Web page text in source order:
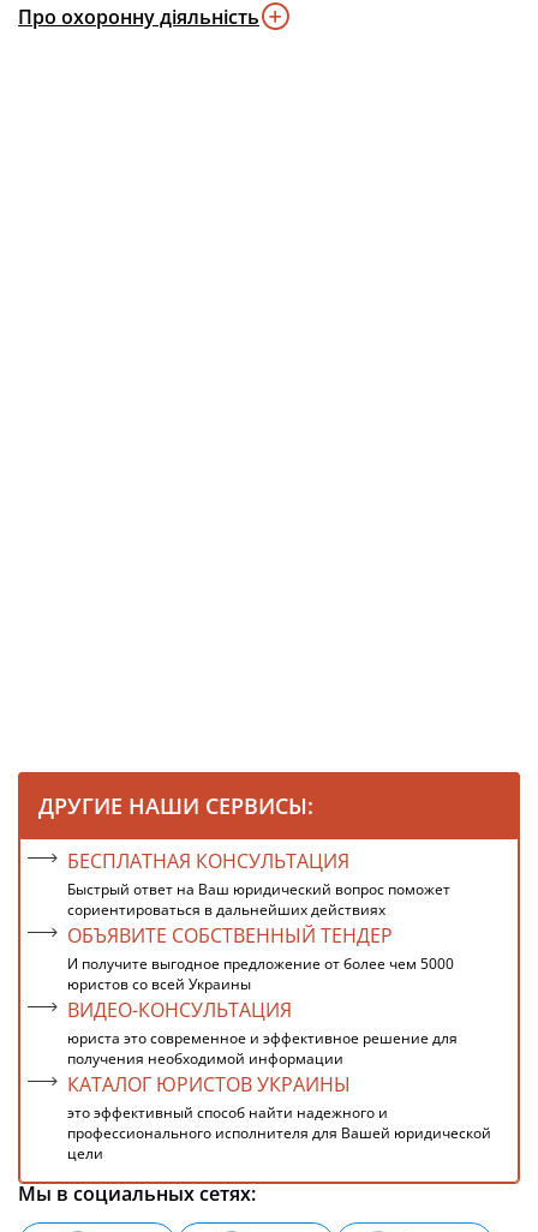
Про охоронну діяльність
ДРУГИЕ НАШИ СЕРВИСЫ:
БЕСПЛАТНАЯ КОНСУЛЬТАЦИЯ
Быстрый ответ на Ваш юридический вопрос поможет
сориентироваться в дальнейших действиях
ОБЪЯВИТЕ СОБСТВЕННЫЙ ТЕНДЕР
И получите выгодное предложение от более чем 5000
юристов со всей Украины
ВИДЕО-КОНСУЛЬТАЦИЯ
юриста это современное и эффективное решение для
получения необходимой информации
КАТАЛОГ ЮРИСТОВ УКРАИНЫ
это эффективный способ найти надежного и
профессионального исполнителя для Вашей юридической
цели
Мы в социальных сетях: